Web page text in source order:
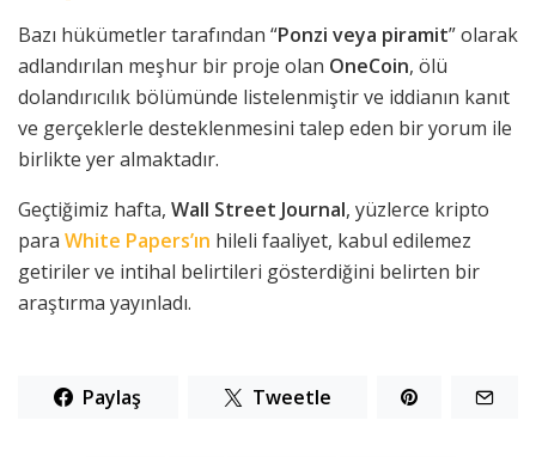
Bazı hükümetler tarafından “Ponzi veya piramit” olarak
adlandırılan meşhur bir proje olan OneCoin, ölü
dolandırıcılık bölümünde listelenmiştir ve iddianın kanıt
ve gerçeklerle desteklenmesini talep eden bir yorum ile
birlikte yer almaktadır.
Geçtiğimiz hafta, Wall Street Journal, yüzlerce kripto
para White Papers’ın hileli faaliyet, kabul edilemez
getiriler ve intihal belirtileri gösterdiğini belirten bir
araştırma yayınladı.
Paylaş Tweetle